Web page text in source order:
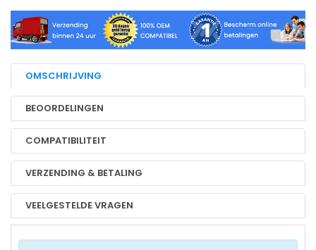
OMSCHRIJVING
BEOORDELINGEN
COMPATIBILITEIT
VERZENDING & BETALING
VEELGESTELDE VRAGEN